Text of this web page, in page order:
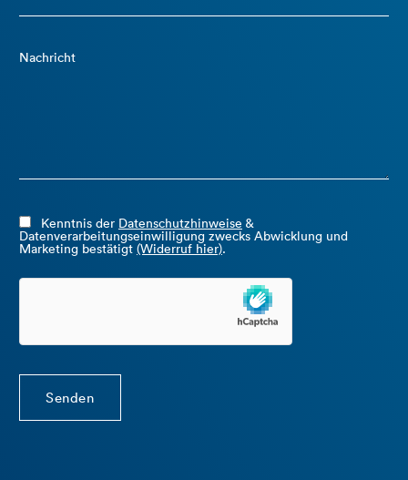
Nachricht
Kenntnis der Datenschutzhinweise &
Datenverarbeitungseinwilligung zwecks Abwicklung und
Marketing bestätigt (Widerruf hier).